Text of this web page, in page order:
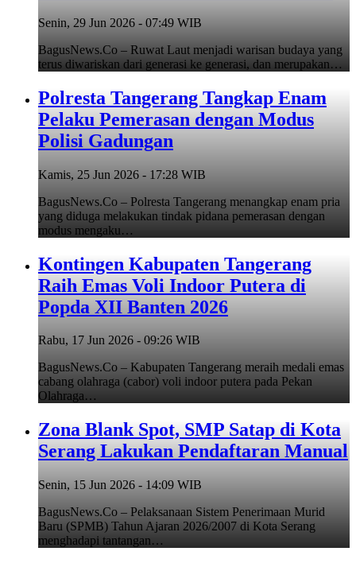
Senin, 29 Jun 2026 - 07:49 WIB
BagusNews.Co – Ruwat Laut menjadi warisan budaya yang
terus diwariskan dari generasi ke generasi, dan merupakan…
Polresta Tangerang Tangkap Enam
Pelaku Pemerasan dengan Modus
Polisi Gadungan
Kamis, 25 Jun 2026 - 17:28 WIB
BagusNews.Co – Polresta Tangerang menangkap enam pria
yang diduga melakukan tindak pidana pemerasan dengan
modus mengaku…
Kontingen Kabupaten Tangerang
Raih Emas Voli Indoor Putera di
Popda XII Banten 2026
Rabu, 17 Jun 2026 - 09:26 WIB
BagusNews.Co – Kabupaten Tangerang meraih medali emas
cabang olahraga (cabor) voli indoor putera pada Pekan
Olahraga…
Zona Blank Spot, SMP Satap di Kota
Serang Lakukan Pendaftaran Manual
Senin, 15 Jun 2026 - 14:09 WIB
BagusNews.Co – Pelaksanaan Sistem Penerimaan Murid
Baru (SPMB) Tahun Ajaran 2026/2007 di Kota Serang
menghadapi tantangan…